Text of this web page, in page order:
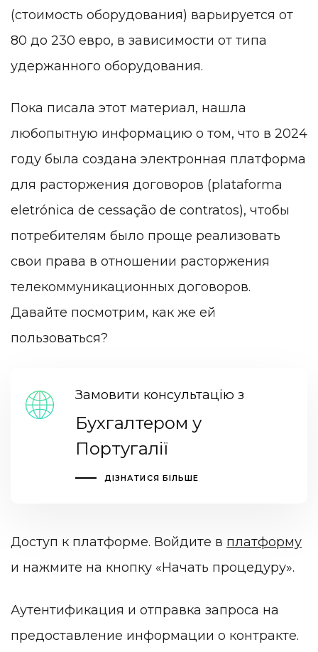
(стоимость оборудования) варьируется от
80 до 230 евро, в зависимости от типа
удержанного оборудования.
Пока писала этот материал, нашла
любопытную информацию о том, что в 2024
году была создана электронная платформа
для расторжения договоров (plataforma
eletrónica de cessação de contratos), чтобы
потребителям было проще реализовать
свои права в отношении расторжения
телекоммуникационных договоров.
Давайте посмотрим, как же ей
пользоваться?
Замовити консультацію з
Бухгалтером у
Португалії
ДІЗНАТИСЯ БІЛЬШЕ
Доступ к платформе. Войдите в платформу
и нажмите на кнопку «Начать процедуру».
Аутентификация и отправка запроса на
предоставление информации о контракте.